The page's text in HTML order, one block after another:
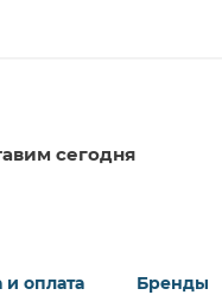
сегодня
и оплата Бренды